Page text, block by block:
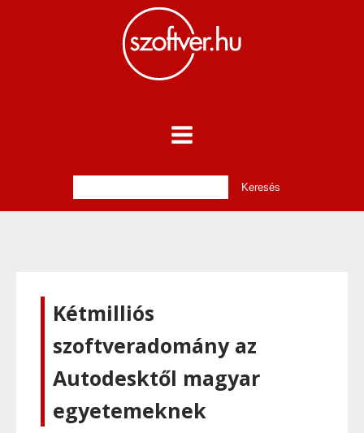
Kétmilliós
szoftveradomány az
Autodesktől magyar
egyetemeknek